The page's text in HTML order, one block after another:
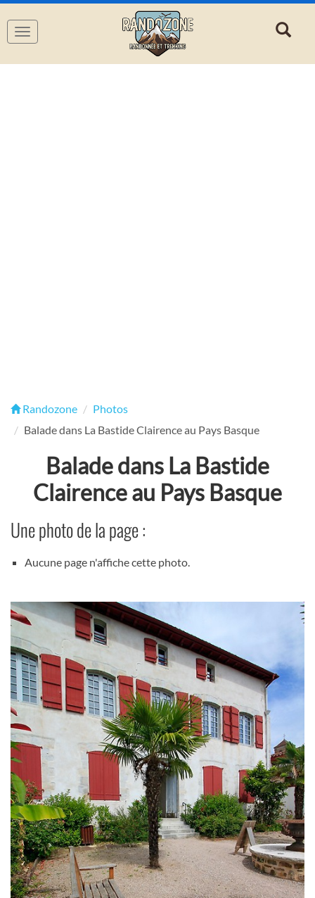
Navigation
Randozone
Photos
Balade dans La Bastide Clairence au Pays Basque
Balade dans La Bastide
Clairence au Pays Basque
Une photo de la page :
Aucune page n'affiche cette photo.